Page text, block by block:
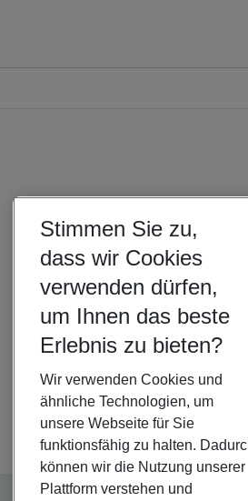
Stimmen Sie zu,
dass wir Cookies
verwenden dürfen,
um Ihnen das beste
Erlebnis zu bieten?
Wir verwenden Cookies und
ähnliche Technologien, um
unsere Webseite für Sie
funktionsfähig zu halten.
können wir die Nutzung unserer
Plattform verstehen und